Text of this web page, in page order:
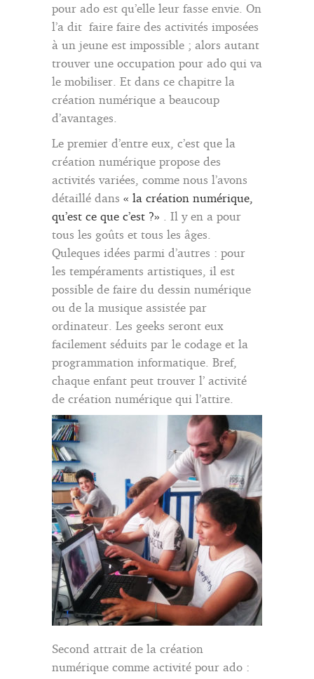
pour ado est qu’elle leur fasse envie. On
l’a dit faire faire des activités imposées
à un jeune est impossible ; alors autant
trouver une occupation pour ado qui va
le mobiliser. Et dans ce chapitre la
création numérique a beaucoup
d’avantages.
Le premier d’entre eux, c’est que la
création numérique propose des
activités variées, comme nous l’avons
détaillé dans « la création numérique,
qu’est ce que c’est ?»
. Il y en a pour
tous les goûts et tous les âges.
Quleques idées parmi d’autres : pour
les tempéraments artistiques, il est
possible de faire du dessin numérique
ou de la musique assistée par
ordinateur. Les geeks seront eux
facilement séduits par le codage et la
programmation informatique. Bref,
chaque enfant peut trouver l’ activité
de création numérique qui l’attire.
Second attrait de la création
numérique comme activité pour ado :